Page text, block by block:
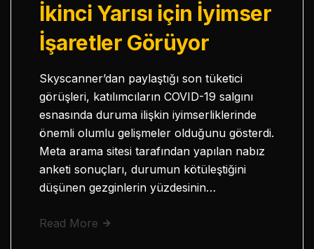
İkinci Yarısı için İyimser
İşaretler Görüyor
Skyscanner’dan paylaştığı son tüketici
görüşleri, katılımcıların COVID-19 salgını
esnasında duruma ilişkin iyimserliklerinde
önemli olumlu gelişmeler olduğunu gösterdi.
Meta arama sitesi tarafından yapılan nabız
anketi sonuçları, durumun kötüleştiğini
düşünen gezginlerin yüzdesinin…
Read More